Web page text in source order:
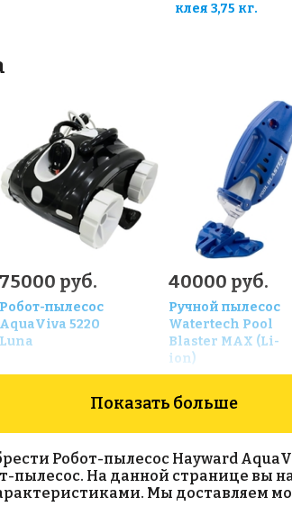
клея 3,75 кг.
75000 руб.
Робот-пылесоc
AquaViva 5220
Luna
40000 руб.
Ручной пылесос
Watertech Pool
Blaster MAX (Li-
ion)
Показать больше
Робот-пылесос Hayward
пылесос. На данной странице вы
Мы доставляем